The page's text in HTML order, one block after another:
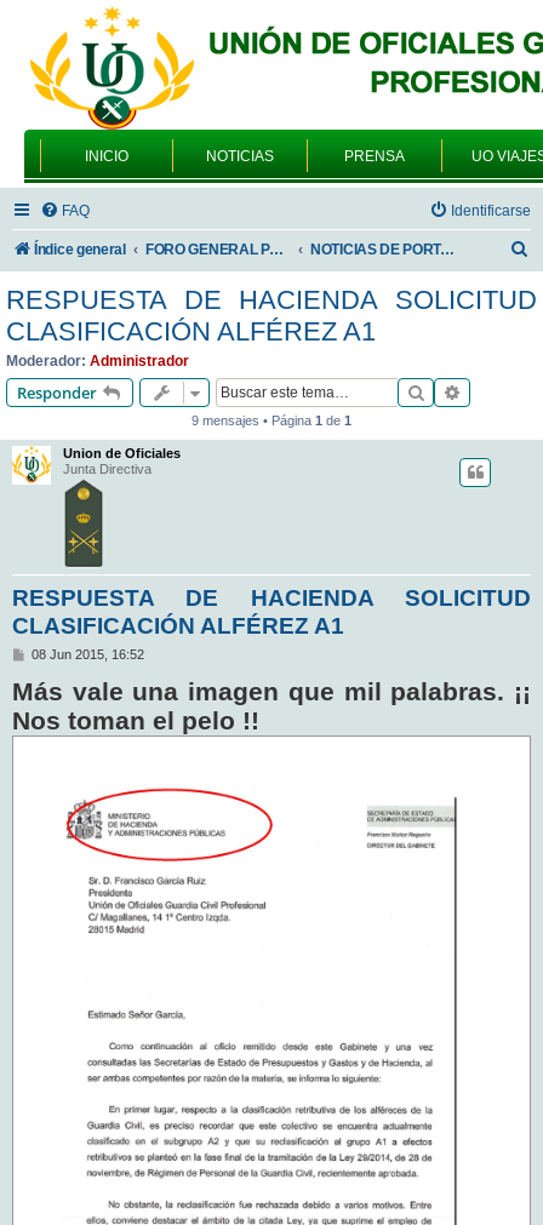
INICIO NOTICIAS PRENSA UO
FAQ Identificarse
Índice general FORO GENERAL PARA TODOS LOS USUARIOS NOTICIAS DE PORTADA
s
RESPUESTA DE HACIENDA SOLICITUD
CLASIFICACIÓN ALFÉREZ A1
Moderador: Administrador
Responder Buscar
9 mensajes • Página 1 de 1
Union de Oficiales
Junta Directiva
RESPUESTA DE HACIENDA SOLICITUD
CLASIFICACIÓN ALFÉREZ A1
M
n
s
a
j
08 Jun 2015, 16:52
Más vale una imagen que mil palabras. ¡¡
Nos toman el pelo !!